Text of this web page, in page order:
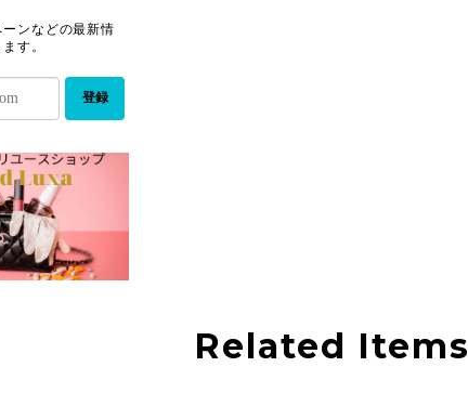
Related Items
ンなどの最新情
す。
登録